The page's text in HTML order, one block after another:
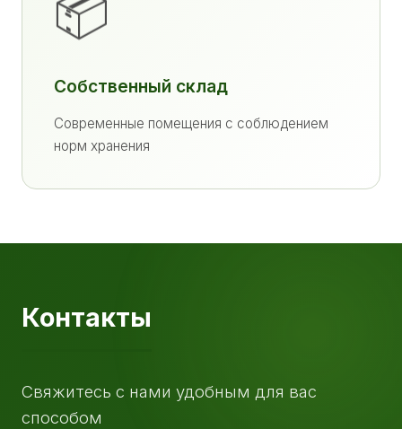
📦
Собственный склад
Современные помещения с соблюдением
норм хранения
Контакты
Свяжитесь с нами удобным для вас
способом